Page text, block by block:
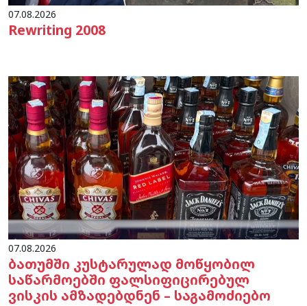
07.08.2026
Rewriting 2008
07.08.2026
ბათუმში კუსტარულად მოწყობილ
საწარმოებში ფალსიფიცირებულ
ვისკის ამზადებდნენ – საგამოძიებო